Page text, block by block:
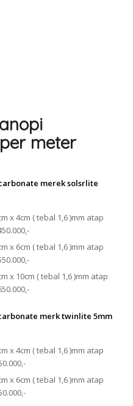
meter
merek solsrlite
x 4cm ( tebal 1,6 )mm atap
x 6cm ( tebal 1,6 )mm atap
x 10cm ( tebal 1,6 )mm atap
merk twinlite 5mm
x 4cm ( tebal 1,6 )mm atap
x 6cm ( tebal 1,6 )mm atap